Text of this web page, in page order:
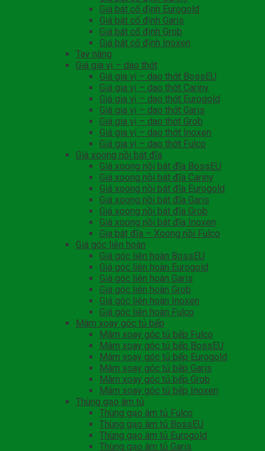
Giá bát cố định Eurogold
Giá bát cố định Garis
Giá bát cố định Grob
Giá bát cố định Inoxen
Tay nâng
Giá gia vị – dao thớt
Giá gia vị – dao thớt BossEU
Giá gia vị – dao thớt Cariny
Giá gia vị – dao thớt Eurogold
Giá gia vị – dao thớt Garis
Giá gia vị – dao thớt Grob
Giá gia vị – dao thớt Inoxen
Giá gia vị – dao thớt Fulco
Giá xoong nồi bát đĩa
Giá xoong nồi bát đĩa BossEU
Giá xoong nồi bát đĩa Cariny
Giá xoong nồi bát đĩa Eurogold
Giá xoong nồi bát đĩa Garis
Giá xoong nồi bát đĩa Grob
Giá xoong nồi bát đĩa Inoxen
Gia bát đĩa – Xoong nồi Fulco
Giá góc liên hoàn
Giá góc liên hoàn BossEU
Giá góc liên hoàn Eurogold
Giá góc liên hoàn Garis
Giá góc liên hoàn Grob
Giá góc liên hoàn Inoxen
Giá góc liên hoàn Fulco
Mâm xoay góc tủ bếp
Mâm xoay góc tủ bếp Fulco
Mâm xoay góc tủ bếp BossEU
Mâm xoay góc tủ bếp Eurogold
Mâm xoay góc tủ bếp Garis
Mâm xoay góc tủ bếp Grob
Mâm xoay góc tủ bếp Inoxen
Thùng gạo âm tủ
Thùng gạo âm tủ Fulco
Thùng gạo âm tủ BossEU
Thùng gạo âm tủ Eurogold
Thùng gạo âm tủ Garis